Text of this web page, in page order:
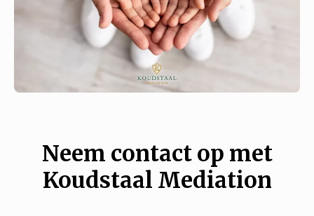
Neem contact op met
Koudstaal Mediation